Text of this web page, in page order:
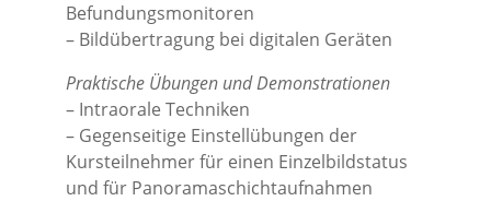
Befundungsmonitoren
– Bildübertragung bei digitalen Geräten
Praktische Übungen und Demonstrationen
– Intraorale Techniken
– Gegenseitige Einstellübungen der
Kursteilnehmer für einen Einzelbildstatus
und für Panoramaschichtaufnahmen